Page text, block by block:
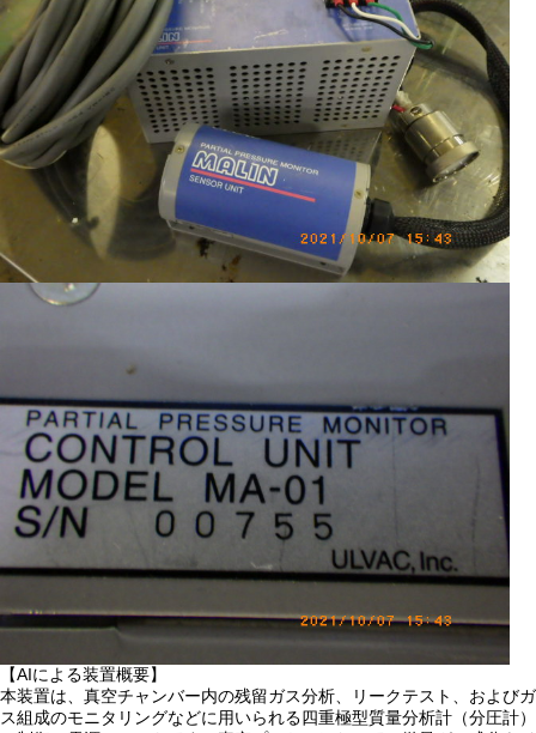
【AIによる装置概要】
本装置は、真空チャンバー内の残留ガス分析、リークテスト、およびガ
ス組成のモニタリングなどに用いられる四重極型質量分析計（分圧計）